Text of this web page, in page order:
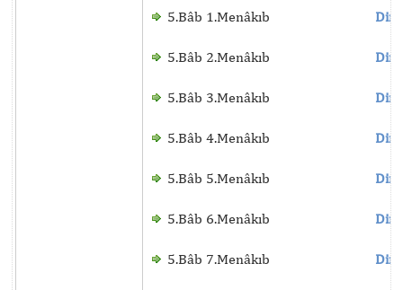
5.Bâb 1.Menâkıb
5.Bâb 2.Menâkıb
5.Bâb 3.Menâkıb
5.Bâb 4.Menâkıb
5.Bâb 5.Menâkıb
5.Bâb 6.Menâkıb
5.Bâb 7.Menâkıb